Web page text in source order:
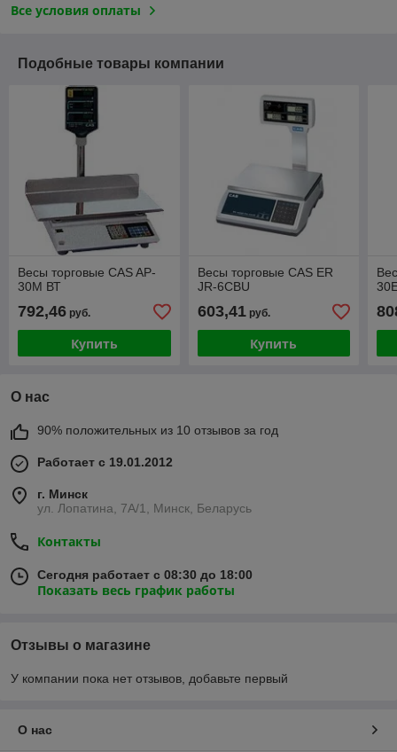
Все условия оплаты
Подобные товары компании
Весы торговые CAS AP-
30М ВТ
792,46 руб.
Купить
Весы торговые CAS ER
JR-6CBU
603,41руб.
Купить
О нас
90% положительных из 10 отзывов за год
Работает с 19.01.2012
г. Минск
ул. Лопатина, 7А/1, Минск, Беларусь
Контакты
Сегодня работает с 08:30 до 18:00
Показать весь график работы
Отзывы о магазине
У компании пока нет отзывов, добавьте первый
О нас